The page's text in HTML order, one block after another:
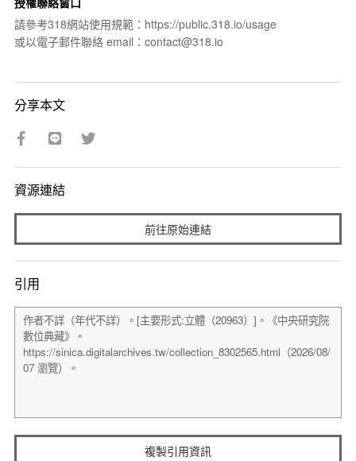
請參考318網站使用規範：https://public.318.io/usage
或以電子郵件聯絡 email：contact@318.io
分享本文
資源連結
前往原始連結
引用
複製引用資訊